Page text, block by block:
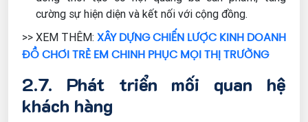
cường sự hiện diện và kết nối với cộng đồng.
>> XEM THÊM: XÂY DỰNG CHIẾN LƯỢC KINH DOANH
ĐỒ CHƠI TRẺ EM CHINH PHỤC MỌI THỊ TRƯỜNG
2.7. Phát triển mối quan hệ
khách hàng